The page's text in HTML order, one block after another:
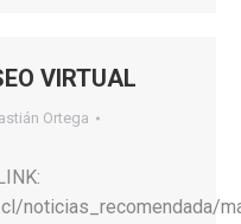
VIRTUAL
Ortega
noticias_recomendada/